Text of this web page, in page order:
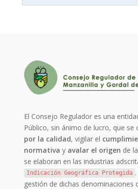
El Consejo Regulador es una
Público, sin ánimo de lucro, que
por la calidad, vigilar el
normativa y avalar el origen de
se elaboran en las industrias
Indicación Geográfica Protegida
gestión de dichas denominaciones